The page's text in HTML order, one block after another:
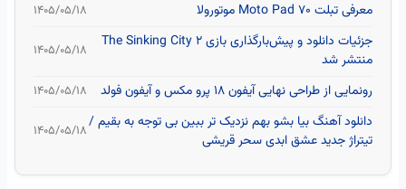
معرفی تبلت Moto Pad 70 موتورولا ۱۴۰۵/۰۵/۱۸
جزئیات دانلود و پیش‌بارگذاری بازی The Sinking City 2
منتشر شد
۱۴۰۵/۰۵/۱۸
رونمایی از طراحی نهایی آیفون ۱۸ پرو مکس و آیفون فولد ۱۴۰۵/۰۵/۱۸
دانلود آهنگ بیا بشو بهم نزدیک تر ببین بی توجه به بقیم /
تیتراژ جدید عشق ابدی سحر قریشی
۱۴۰۵/۰۵/۱۸